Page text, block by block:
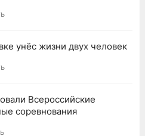
унёс жизни двух человек
Всероссийские
соревнования